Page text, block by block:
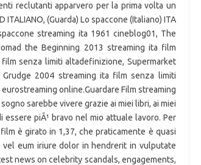
reclutanti apparvero per la prima volta un
ITALIANO, (Guarda) Lo spaccone (Italiano) ITA
streaming ita 1961 cineblog01, The
the Beginning 2013 streaming ita film
senza limiti altadefinizione, Supermarket
2004 streaming ita film senza limiti
online.Guardare Film streaming
sarebbe vivere grazie ai miei libri, ai miei
piÃ¹ bravo nel mio attuale lavoro. Per
è girato in 1,37, che praticamente è quasi
vel eum iriure dolor in hendrerit in vulputate
news on celebrity scandals, engagements,